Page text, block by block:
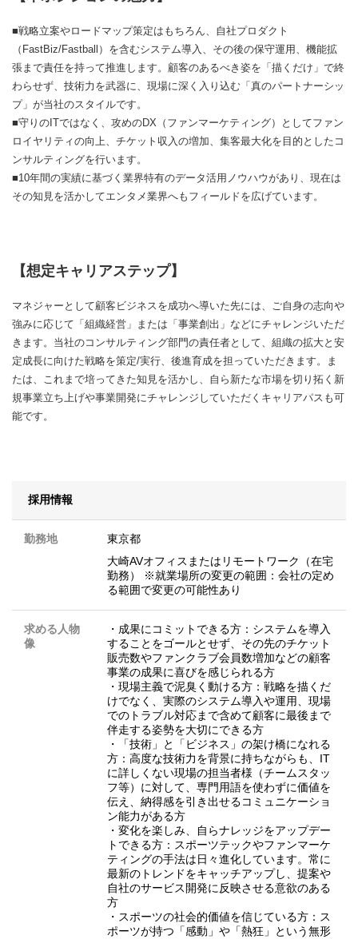
■戦略立案やロードマップ策定はもちろん、自社プロダクト
（FastBiz/Fastball）を含むシステム導入、その後の保守運用、機能拡
張まで責任を持って推進します。顧客のあるべき姿を「描くだけ」で終
わらせず、技術力を武器に、現場に深く入り込む「真のパートナーシッ
プ」が当社のスタイルです。
■守りのITではなく、攻めのDX（ファンマーケティング）としてファン
ロイヤリティの向上、チケット収入の増加、集客最大化を目的としたコ
ンサルティングを行います。
■10年間の実績に基づく業界特有のデータ活用ノウハウがあり、現在は
その知見を活かしてエンタメ業界へもフィールドを広げています。
【想定キャリアステップ】
マネジャーとして顧客ビジネスを成功へ導いた先には、ご自身の志向や
強みに応じて「組織経営」または「事業創出」などにチャレンジいただ
きます。当社のコンサルティング部門の責任者として、組織の拡大と安
定成長に向けた戦略を策定/実行、後進育成を担っていただきます。ま
たは、これまで培ってきた知見を活かし、自ら新たな市場を切り拓く新
規事業立ち上げや事業開発にチャレンジしていただくキャリアパスも可
能です。
採用情報
勤務地
東京都
大崎AVオフィスまたはリモートワーク（在宅
勤務） ※就業場所の変更の範囲：会社の定め
る範囲で変更の可能性あり
求める人物
像
・成果にコミットできる方：システムを導入
することをゴールとせず、その先のチケット
販売数やファンクラブ会員数増加などの顧客
事業の成果に喜びを感じられる方
・現場主義で泥臭く動ける方：戦略を描くだ
けでなく、実際のシステム導入や運用、現場
でのトラブル対応まで含めて顧客に最後まで
伴走する姿勢を大切にできる方
・「技術」と「ビジネス」の架け橋になれる
方：高度な技術力を背景に持ちながらも、IT
に詳しくない現場の担当者様（チームスタッ
フ等）に対して、専門用語を使わずに価値を
伝え、納得感を引き出せるコミュニケーショ
ン能力がある方
・変化を楽しみ、自らナレッジをアップデー
トできる方：スポーツテックやファンマーケ
ティングの手法は日々進化しています。常に
最新のトレンドをキャッチアップし、提案や
自社のサービス開発に反映させる意欲のある
方
・スポーツの社会的価値を信じている方：ス
ポーツが持つ「感動」や「熱狂」という無形